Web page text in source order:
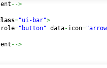
-->
="ui-bar">
role="button" data-icon=
-->